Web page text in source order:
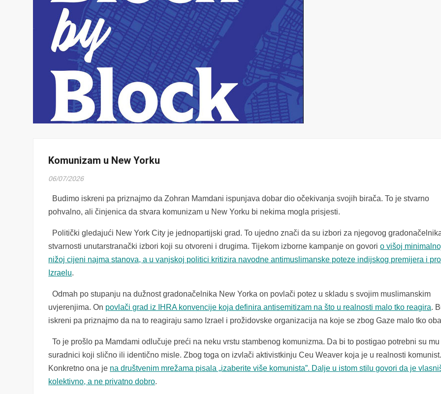
Komunizam u New Yorku
06/07/2026
Budimo iskreni pa priznajmo da Zohran Mamdani ispunjava dobar dio očekivanja svojih birača. To je stvarno
pohvalno, ali činjenica da stvara komunizam u New Yorku bi nekima mogla prisjesti.
Politički gledajući New York City je jednopartijski grad. To ujedno znači da su izbori za njegovog
stvarnosti unutarstranački izbori koji su otvoreni i drugima. Tijekom izborne kampanje on govorio višoj
nižoj cijeni najma stanova, a u vanjskoj politici kritizira navodne antimuslimanske poteze indijskog premijera i
Izraelu.
Odmah po stupanju na dužnost gradonačelnika New Yorka on povlači potez u skladu s svojim muslimanskim
uvjerenjima. On povlači grad iz IHRA konvencije koja definira antisemitizam na što u realnosti malo tko reagira.
iskreni pa priznajmo da na to reagiraju samo Izrael i prožidovske organizacija na koje se zbog Gaze malo tko
To je prošlo pa Mamdami odlučuje preći na neku vrstu stambenog komunizma. Da bi to postigao potrebni su mu
suradnici koji slično ili identično misle. Zbog toga on izvlači aktivistkinju Ceu Weaver koja je u realnosti komunist.
Konkretno ona je na društvenim mrežama pisala „izaberite više komunista”. Dalje u istom stilu govori da je
kolektivno, a ne privatno dobro.